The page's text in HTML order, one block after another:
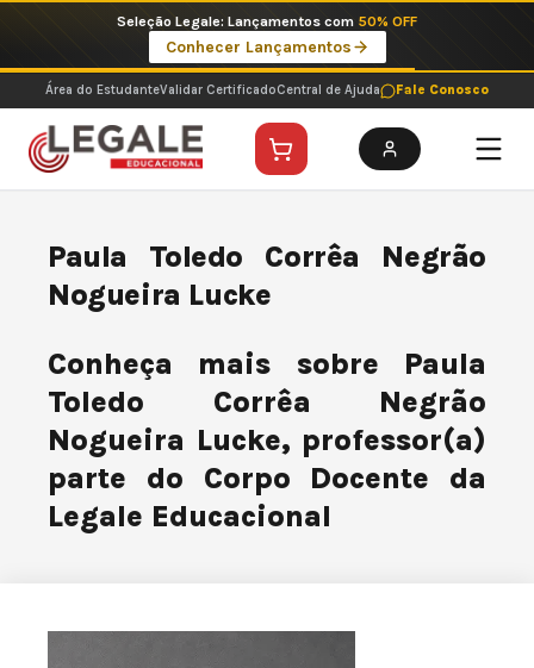
o
conteúdo
Seleção Legale: Lançamentos com 50% OFF
Conhecer Lançamentos
Área do EstudanteValidar CertificadoCentral de Ajuda Fale Conosco
Paula Toledo Corrêa Negrão
Nogueira Lucke
Conheça mais sobre Paula
Toledo Corrêa Negrão
Nogueira Lucke, professor(a)
parte do Corpo Docente da
Legale Educacional